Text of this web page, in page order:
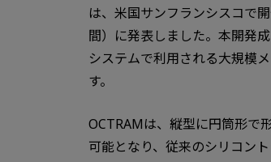
は、米国サンフランシスコで
間）に発表しました。本開発
システムで利用される大規模
す。
OCTRAMは、縦型に円筒形で
可能となり、従来のシリコン